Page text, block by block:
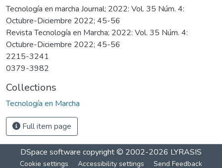
Tecnología en marcha Journal; 2022: Vol. 35 Núm. 4:
Octubre-Diciembre 2022; 45-56
Revista Tecnología en Marcha; 2022: Vol. 35 Núm. 4:
Octubre-Diciembre 2022; 45-56
2215-3241
0379-3982
Collections
Tecnología en Marcha
Full item page
DSpace software copyright © 2002-2026 LYRASIS
Cookie settings Accessibility settings Send Feedback